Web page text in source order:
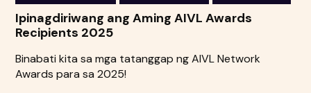
Ipinagdiriwang ang Aming AIVL Awards
Recipients 2025
Binabati kita sa mga tatanggap ng AIVL Network
Awards para sa 2025!